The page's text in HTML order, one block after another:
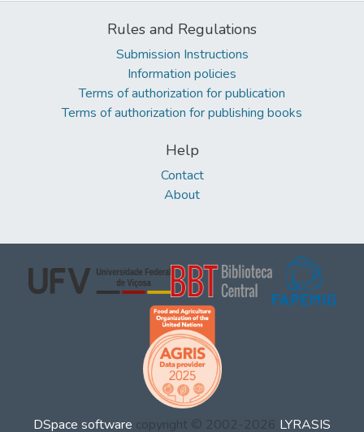
Rules and Regulations
Submission Instructions
Information policies
Terms of authorization for publication
Terms of authorization for publishing books
Help
Contact
About
DSpace software copyright © 2002-2026 LYRASIS